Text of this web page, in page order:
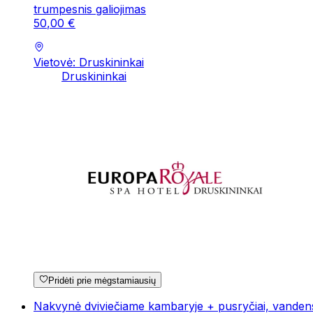
trumpesnis galiojimas
50,00 €
Vietovė: Druskininkai
Druskininkai
Pridėti prie mėgstamiausių
Nakvynė dviviečiame kambaryje + pusryčiai,